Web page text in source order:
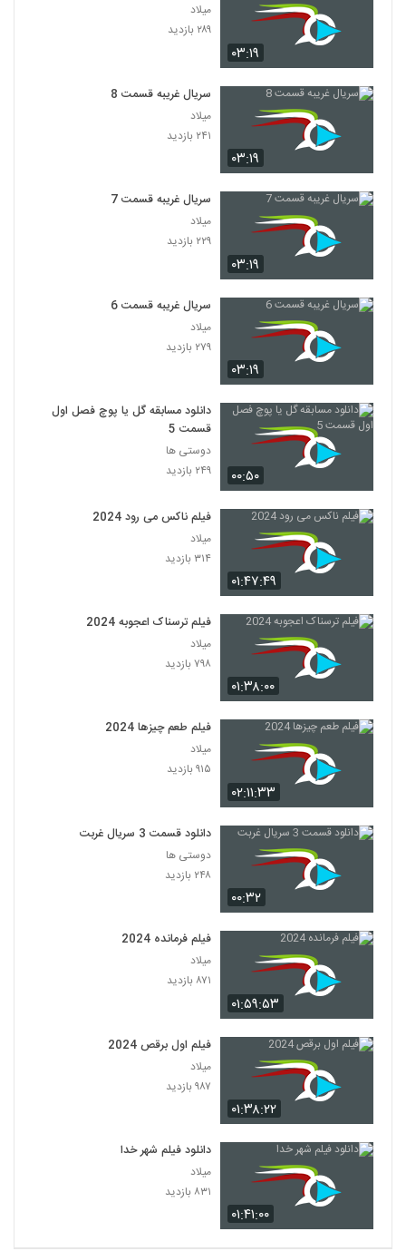
۰۳:۱۹
میلاد
۲۸۹ بازدید
۰۳:۱۹
سریال غریبه قسمت 8
میلاد
۲۴۱ بازدید
۰۳:۱۹
سریال غریبه قسمت 7
میلاد
۲۲۹ بازدید
۰۳:۱۹
سریال غریبه قسمت 6
میلاد
۲۷۹ بازدید
۰۰:۵۰
دانلود مسابقه گل یا پوچ فصل اول
قسمت 5
دوستی ها
۲۴۹ بازدید
۰۱:۴۷:۴۹
فیلم ناکس می رود 2024
میلاد
۳۱۴ بازدید
۰۱:۳۸:۰۰
فیلم ترسناک اعجوبه 2024
میلاد
۷۹۸ بازدید
۰۲:۱۱:۳۳
فیلم طعم چیزها 2024
میلاد
۹۱۵ بازدید
۰۰:۳۲
دانلود قسمت 3 سریال غربت
دوستی ها
۲۴۸ بازدید
۰۱:۵۹:۵۳
فیلم فرمانده 2024
میلاد
۸۷۱ بازدید
۰۱:۳۸:۲۲
فیلم اول برقص 2024
میلاد
۹۸۷ بازدید
۰۱:۴۱:۰۰
دانلود فیلم شهر خدا
میلاد
۸۳۱ بازدید